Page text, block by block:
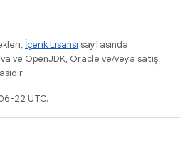
İçerik Lisansı sayfasında
ve OpenJDK, Oracle ve/veya satış
22 UTC.